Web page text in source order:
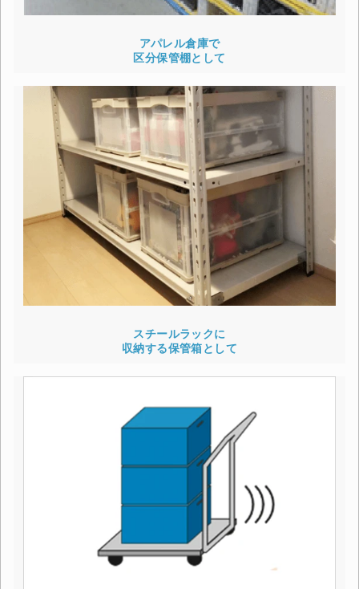
アパレル倉庫で
区分保管棚として
スチールラックに
収納する保管箱として